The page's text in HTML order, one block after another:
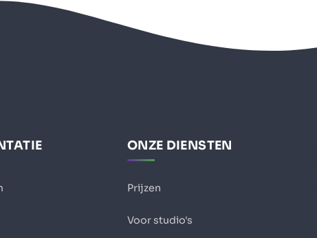
ONZE DIENSTEN
Prijzen
Voor studio's